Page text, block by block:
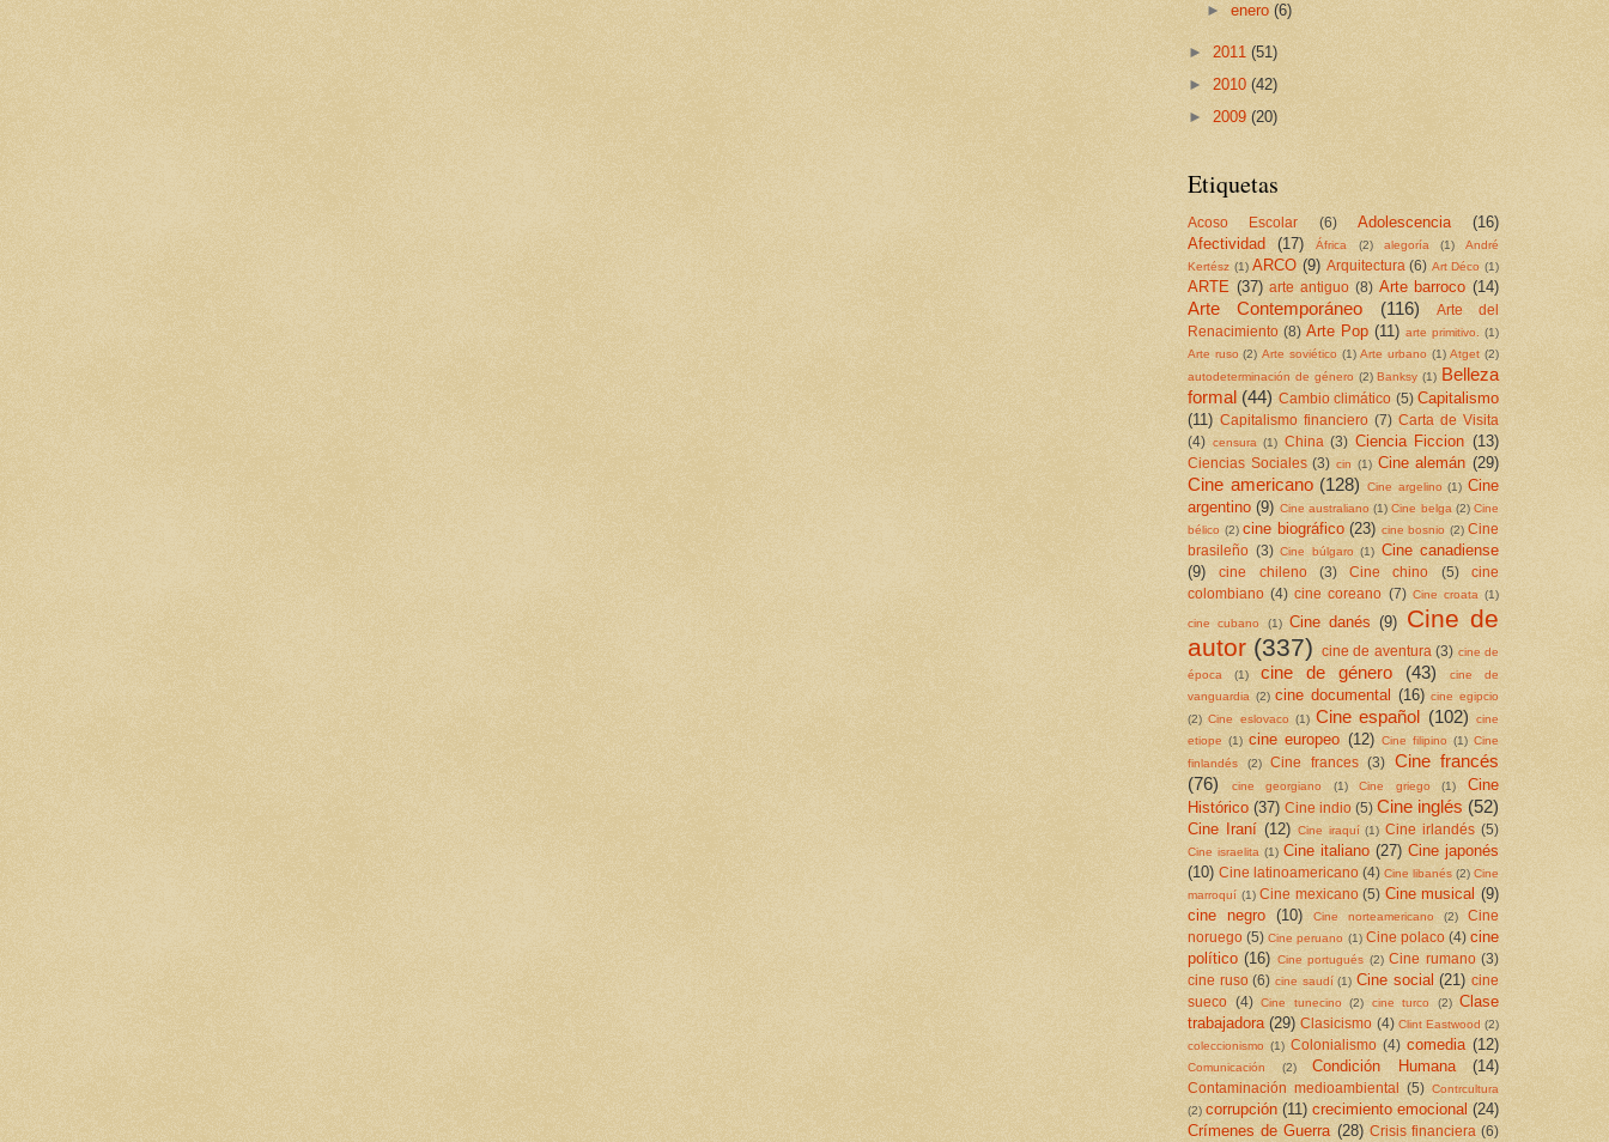
►enero(6)
► 2011 (51)
► 2010 (42)
► 2009 (20)
Etiquetas
Acoso Escolar (6) Adolescencia
(16)
Afectividad
(17) África (2) alegoría (1)
André
Kertész (1) ARCO (9) Arquitectura (6) Art Déco (1)
ARTE (37) arte antiguo (8) Arte barroco (14)
Arte Contemporáneo (116)
Arte del
Renacimiento (8) Arte Pop (11) arte primitivo.
(1)
Arte ruso (2) Arte soviético (1) Arte urbano (1) Atget (2)
autodeterminación de género (2) Banksy (1) Belleza
formal (44) Cambio climático (5) Capitalismo
(11) Capitalismo financiero (7) Carta de Visita
(4) censura (1) China (3) Ciencia Ficcion (13)
Ciencias Sociales (3) cin (1) Cine alemán (29)
Cine americano (128) Cine argelino (1) Cine
argentino (9) Cine australiano (1) Cine belga (2) Cine
bélico (2) cine biográfico (23) cine bosnio (2) Cine
brasileño (3) Cine búlgaro (1) Cine canadiense
(9)
cine chileno (3) Cine chino (5)
cine
colombiano (4) cine coreano (7) Cine croata (1)
cine cubano (1) Cine danés (9) Cine de
autor (337) cine de aventura (3) cine de
época
(1) cine de género (43)
cine de
vanguardia (2) cine documental (16) cine egipcio
(2) Cine eslovaco (1) Cine español (102)
cine
etiope (1) cine europeo (12) Cine filipino (1) Cine
finlandés
(2) Cine frances (3)
Cine francés
(76)
cine georgiano (1) Cine griego (1)
Cine
Histórico (37) Cine indio (5) Cine inglés (52)
Cine Iraní (12) Cine iraquí (1) Cine irlandés (5)
Cine israelita (1) Cine italiano (27) Cine japonés
(10) Cine latinoamericano (4) Cine libanés (2) Cine
marroquí (1) Cine mexicano (5) Cine musical (9)
cine negro (10) Cine norteamericano (2)
Cine
noruego (5) Cine peruano (1) Cine polaco (4) cine
político (16) Cine portugués (2) Cine rumano (3)
cine ruso (6) cine saudí (1) Cine social (21) cine
sueco (4) Cine tunecino (2) cine turco (2) Clase
trabajadora (29) Clasicismo (4) Clint Eastwood (2)
coleccionismo (1) Colonialismo (4) comedia (12)
Comunicación (2) Condición Humana (14)
Contaminación medioambiental (5) Contrcultura
(2) corrupción (11) crecimiento emocional (24)
Crímenes de Guerra (28) Crisis financiera (6)